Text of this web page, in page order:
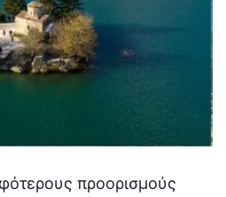
προορισμούς